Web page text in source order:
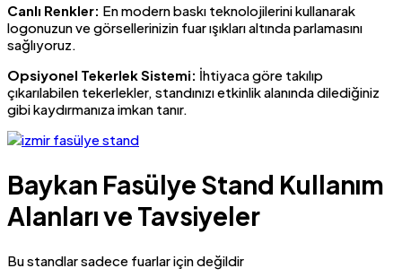
Canlı Renkler: En modern baskı teknolojilerini kullanarak
logonuzun ve görsellerinizin fuar ışıkları altında parlamasını
sağlıyoruz.
Opsiyonel Tekerlek Sistemi: İhtiyaca göre takılıp
çıkarılabilen tekerlekler, standınızı etkinlik alanında dilediğiniz
gibi kaydırmanıza imkan tanır.
Baykan Fasülye Stand Kullanım
Alanları ve Tavsiyeler
Bu standlar sadece fuarlar için değildir